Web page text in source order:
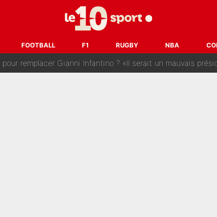
FOOTBALL F1 RUGBY NBA
: La photo qui met fin au transfert de l’été !
officialisent enfin leur couple : La photo qui enflamme
Gianni Infantino ? «Il serait un mauvais président», le patron